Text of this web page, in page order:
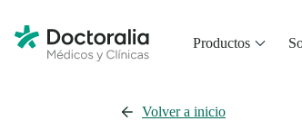
Productos
Volver a inicio